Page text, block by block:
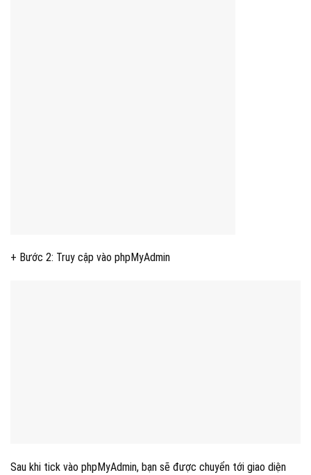
+ Bước 2: Truy cập vào phpMyAdmin
Sau khi tick vào phpMyAdmin, bạn sẽ được chuyển tới giao diện